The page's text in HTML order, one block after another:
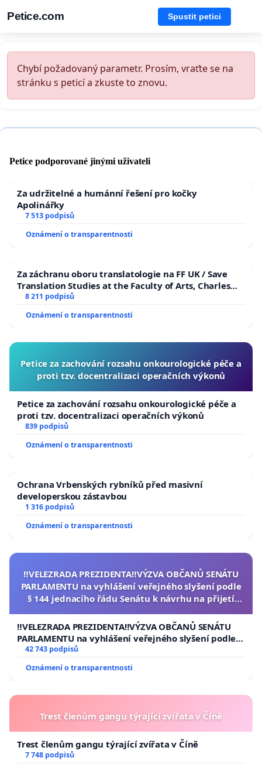
Petice.com Spustit petici
Chybí požadovaný parametr. Prosím, vraťte se na
stránku s peticí a zkuste to znovu.
Petice podporované jinými uživateli
Za udržitelné a humánní řešení pro kočky
Apolinářky
7 513 podpisů
Oznámení o transparentnosti
Za záchranu oboru translatologie na FF UK / Save
Translation Studies at the Faculty of Arts, Charles
University
8 211 podpisů
Oznámení o transparentnosti
Petice za zachování rozsahu onkourologické péče a
proti tzv. docentralizaci operačních výkonů
Petice za zachování rozsahu onkourologické péče a
proti tzv. docentralizaci operačních výkonů
839 podpisů
Oznámení o transparentnosti
Ochrana Vrbenských rybníků před masivní
developerskou zástavbou
1 316 podpisů
Oznámení o transparentnosti
‼️VELEZRADA PREZIDENTA‼️VÝZVA OBČANŮ SENÁTU
PARLAMENTU na vyhlášení veřejného slyšení podle
§ 144 jednacího řádu Senátu k návrhu na přijetí
republiky
‼️VELEZRADA PREZIDENTA‼️VÝZVA OBČANŮ SENÁTU
PARLAMENTU na vyhlášení veřejného slyšení podle §
144 jednacího řádu Senátu k návrhu na přijetí
usnesení k podání ústavní žaloby na prezidenta
republiky
42 743 podpisů
Oznámení o transparentnosti
Trest členům gangu týrající zvířata v Číně
Trest členům gangu týrající zvířata v Číně
7 748 podpisů